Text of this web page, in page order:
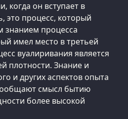
когда он вступает в
это процесс, который
знанием процесса
имел место в третьей
вуалиривания является
плотности. Знание и
и других аспектов опыта
смысл бытию
более высокой